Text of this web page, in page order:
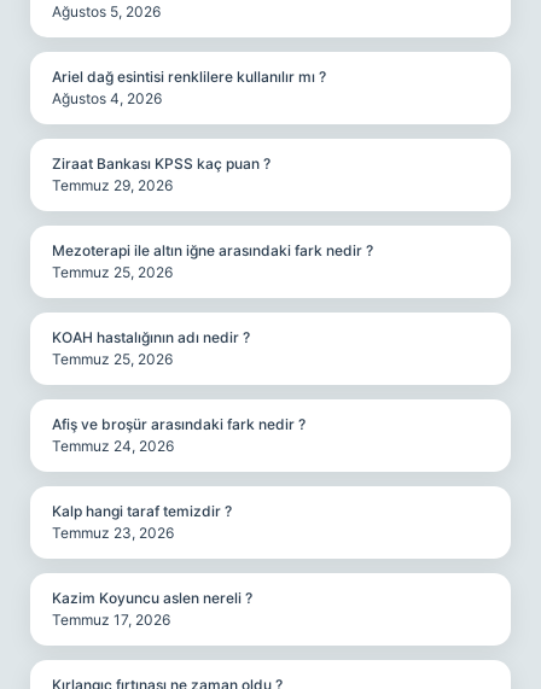
Ağustos 5, 2026
Ariel dağ esintisi renklilere kullanılır mı ?
Ağustos 4, 2026
Ziraat Bankası KPSS kaç puan ?
Temmuz 29, 2026
Mezoterapi ile altın iğne arasındaki fark nedir ?
Temmuz 25, 2026
KOAH hastalığının adı nedir ?
Temmuz 25, 2026
Afiş ve broşür arasındaki fark nedir ?
Temmuz 24, 2026
Kalp hangi taraf temizdir ?
Temmuz 23, 2026
Kazim Koyuncu aslen nereli ?
Temmuz 17, 2026
Kırlangıç fırtınası ne zaman oldu ?